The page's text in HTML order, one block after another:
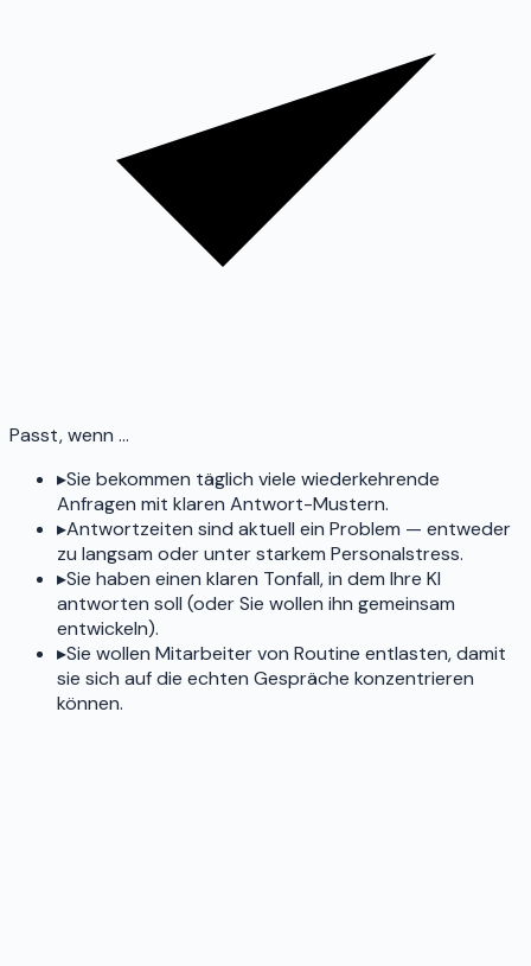
Passt, wenn …
▸Sie bekommen täglich viele wiederkehrende
Anfragen mit klaren Antwort-Mustern.
▸Antwortzeiten sind aktuell ein Problem — entweder
zu langsam oder unter starkem Personalstress.
▸Sie haben einen klaren Tonfall, in dem Ihre KI
antworten soll (oder Sie wollen ihn gemeinsam
entwickeln).
▸Sie wollen Mitarbeiter von Routine entlasten, damit
sie sich auf die echten Gespräche konzentrieren
können.